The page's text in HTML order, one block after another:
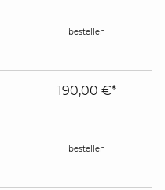
bestellen
190,00 €*
bestellen